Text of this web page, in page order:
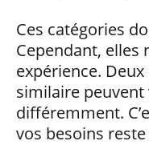
Ces catégories
Cependant, elles
expérience.
similaire
différemment.
vos besoins